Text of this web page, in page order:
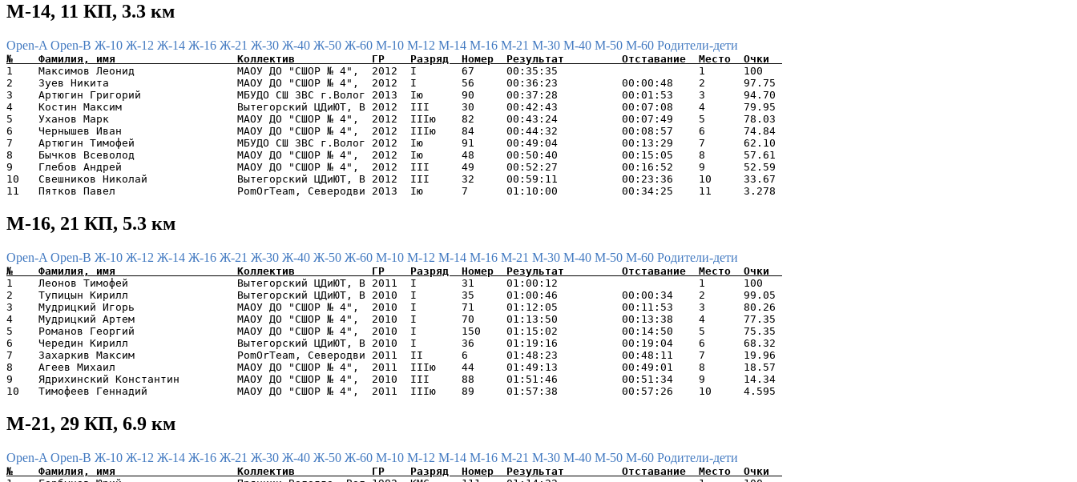
М-14, 11 КП, 3.3 км
Open-A Open-B Ж-10 Ж-12 Ж-14 Ж-16 Ж-21 Ж-30 Ж-40 Ж-50 Ж-60 М-10 М-12 М-14 М-16 М-21 М-30 М-40 М-50 М-60 Родители-дети
1    Максимов Леонид                МАОУ ДО "СШОР № 4",  2012  I       67     00:35:35                      1      100
2    Зуев Никита                    МАОУ ДО "СШОР № 4",  2012  I       56     00:36:23          00:00:48    2      97.75
3    Артюгин Григорий               МБУДО СШ ЗВС г.Волог 2013  Iю      90     00:37:28          00:01:53    3      94.70
4    Костин Максим                  Вытегорский ЦДиЮТ, В 2012  III     30     00:42:43          00:07:08    4      79.95
5    Уханов Марк                    МАОУ ДО "СШОР № 4",  2012  IIIю    82     00:43:24          00:07:49    5      78.03
6    Чернышев Иван                  МАОУ ДО "СШОР № 4",  2012  IIIю    84     00:44:32          00:08:57    6      74.84
7    Артюгин Тимофей                МБУДО СШ ЗВС г.Волог 2012  Iю      91     00:49:04          00:13:29    7      62.10
8    Бычков Всеволод                МАОУ ДО "СШОР № 4",  2012  Iю      48     00:50:40          00:15:05    8      57.61
9    Глебов Андрей                  МАОУ ДО "СШОР № 4",  2012  III     49     00:52:27          00:16:52    9      52.59
10   Свешников Николай              Вытегорский ЦДиЮТ, В 2012  III     32     00:59:11          00:23:36    10     33.67
М-16, 21 КП, 5.3 км
Open-A Open-B Ж-10 Ж-12 Ж-14 Ж-16 Ж-21 Ж-30 Ж-40 Ж-50 Ж-60 М-10 М-12 М-14 М-16 М-21 М-30 М-40 М-50 М-60 Родители-дети
1    Леонов Тимофей                 Вытегорский ЦДиЮТ, В 2011  I       31     01:00:12                      1      100
2    Тупицын Кирилл                 Вытегорский ЦДиЮТ, В 2010  I       35     01:00:46          00:00:34    2      99.05
3    Мудрицкий Игорь                МАОУ ДО "СШОР № 4",  2010  I       71     01:12:05          00:11:53    3      80.26
4    Мудрицкий Артем                МАОУ ДО "СШОР № 4",  2010  I       70     01:13:50          00:13:38    4      77.35
5    Романов Георгий                МАОУ ДО "СШОР № 4",  2010  I       150    01:15:02          00:14:50    5      75.35
6    Чередин Кирилл                 Вытегорский ЦДиЮТ, В 2010  I       36     01:19:16          00:19:04    6      68.32
7    Захаркив Максим                PomOrTeam, Северодви 2011  II      6      01:48:23          00:48:11    7      19.96
8    Агеев Михаил                   МАОУ ДО "СШОР № 4",  2011  IIIю    44     01:49:13          00:49:01    8      18.57
9    Ядрихинский Константин         МАОУ ДО "СШОР № 4",  2010  III     88     01:51:46          00:51:34    9      14.34
М-21, 29 КП, 6.9 км
Open-A Open-B Ж-10 Ж-12 Ж-14 Ж-16 Ж-21 Ж-30 Ж-40 Ж-50 Ж-60 М-10 М-12 М-14 М-16 М-21 М-30 М-40 М-50 М-60 Родители-дети